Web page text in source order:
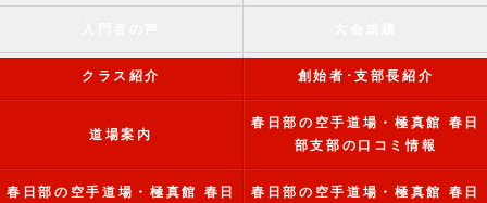
クラス紹介 創始者･支部長紹介
道場案内
春日部の空手道場・極真館 春日
部支部の口コミ情報
春日部の空手道場・極真館 春日
春日部の空手道場・極真館 春日